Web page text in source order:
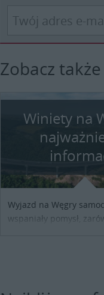
Zobacz także
Winiety na
Wyjazd na Węgry
wspaniały pomysł,
tylko trzeba o